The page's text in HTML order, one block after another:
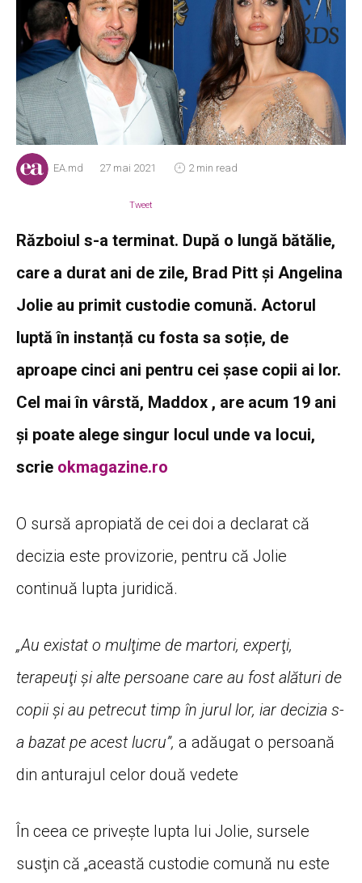
EA.md 27 mai 2021 2 min read
Tweet
Războiul s-a terminat. După o lungă bătălie,
care a durat ani de zile, Brad Pitt şi Angelina
Jolie au primit custodie comună. Actorul
luptă în instanță cu fosta sa soție, de
aproape cinci ani pentru cei șase copii ai lor.
Cel mai în vârstă, Maddox , are acum 19 ani
şi poate alege singur locul unde va locui,
scrie okmagazine.ro
O sursă apropiată de cei doi a declarat că
decizia este provizorie, pentru că Jolie
continuă lupta juridică.
„Au existat o mulţime de martori, experţi,
terapeuţi şi alte persoane care au fost alături de
copii şi au petrecut timp în jurul lor, iar decizia s-
a bazat pe acest lucru”, a adăugat o persoană
din anturajul celor două vedete
În ceea ce priveşte lupta lui Jolie, sursele
susţin că „această custodie comună nu este